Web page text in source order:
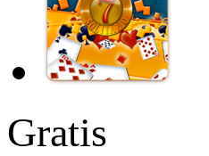
Gratis